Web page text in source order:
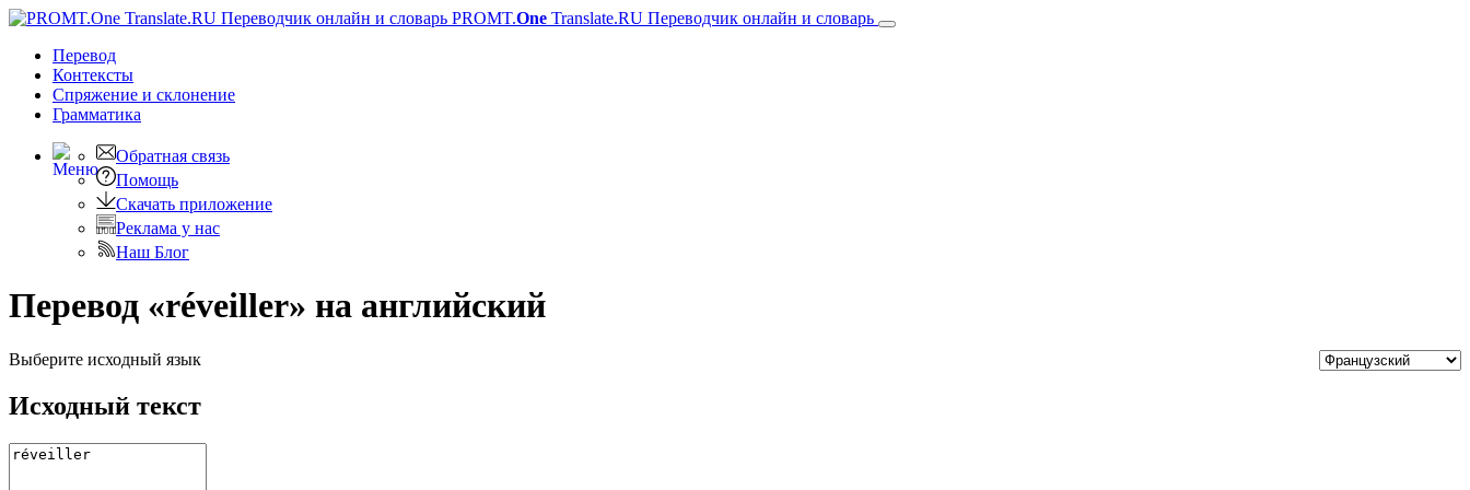
PROMT.One Translate.RU Переводчик онлайн и словарь
Перевод
Контексты
Спряжение и склонение
Грамматика
Обратная связь
Помощь
Скачать приложение
Реклама у нас
Наш Блог
Перевод «réveiller» на английский
Выберите исходный язык
Исходный текст